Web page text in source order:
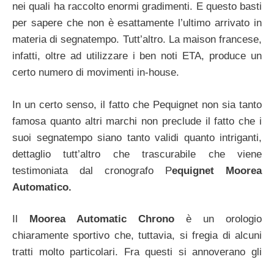
nei quali ha raccolto enormi gradimenti. E questo basti
per sapere che non è esattamente l’ultimo arrivato in
materia di segnatempo. Tutt’altro. La maison francese,
infatti, oltre ad utilizzare i ben noti ETA, produce un
certo numero di movimenti in-house.
In un certo senso, il fatto che Pequignet non sia tanto
famosa quanto altri marchi non preclude il fatto che i
suoi segnatempo siano tanto validi quanto intriganti,
dettaglio tutt’altro che trascurabile che viene
testimoniata dal cronografo Pequignet Moorea
Automatico.
Il Moorea Automatic Chrono è un orologio
chiaramente sportivo che, tuttavia, si fregia di alcuni
tratti molto particolari. Fra questi si annoverano gli